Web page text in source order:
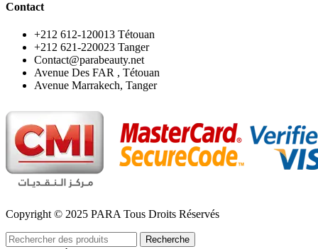
Contact
‪+212 612-120013 Tétouan
‪+212 621-220023 Tanger
Contact@parabeauty.net
Avenue Des FAR , Tétouan
Avenue Marrakech, Tanger
Copyright © 2025 PARA Tous Droits Réservés
Recherche